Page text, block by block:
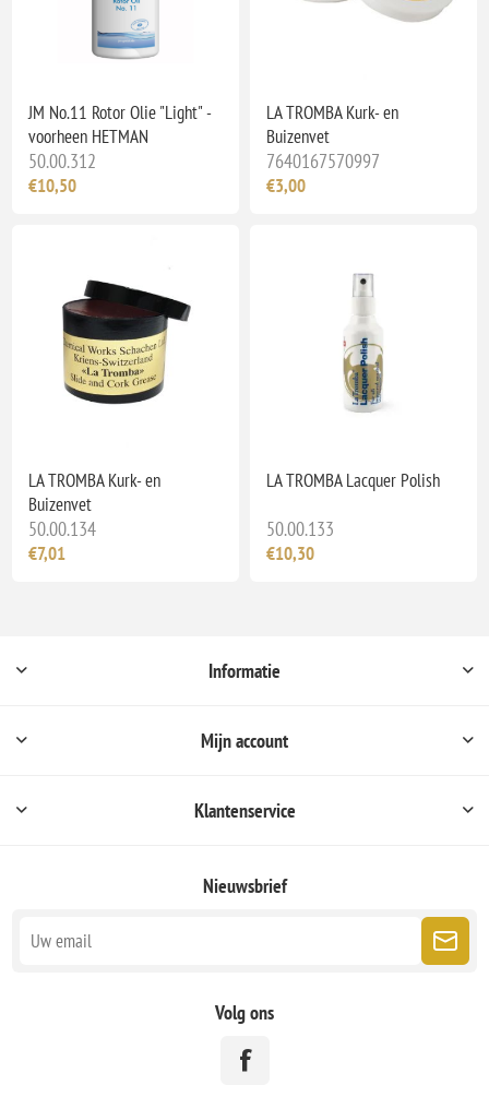
JM No.11 Rotor Olie "Light" -
voorheen HETMAN
50.00.312
€10,50
LA TROMBA Kurk- en
Buizenvet
7640167570997
€3,00
LA TROMBA Kurk- en
Buizenvet
50.00.134
€7,01
LA TROMBA Lacquer Polish
50.00.133
€10,30
Informatie
Mijn account
Klantenservice
Nieuwsbrief
Volg ons